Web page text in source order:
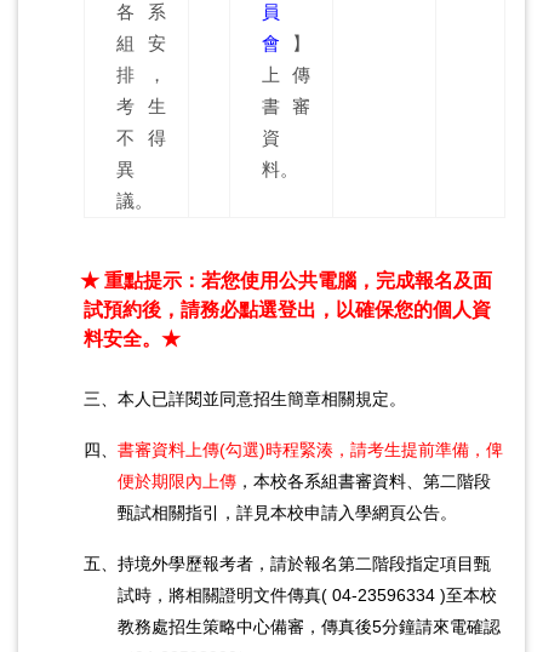
各系
組安
排，
考生
不得
異
議。
員
會
】
上傳
書審
資
料。
★ 重點提示：若您使用公共電腦，完成報名及面
試預約後，請務必點選登出，以確保您的個人資
料安全。★
三、 本人已詳閱並同意招生簡章相關規定。
四、 書審資料上傳(勾選)時程緊湊，請考生提前準備，俾
便於期限內上傳，本校各系組書審資料、第二階段
甄試相關指引，詳見本校申請入學網頁公告。
五、持境外學歷報考者，請於報名第二階段指定項目甄
試時，將相關證明文件傳真( 04-23596334 )至本校
教務處招生策略中心備審，傳真後5分鐘請來電確認